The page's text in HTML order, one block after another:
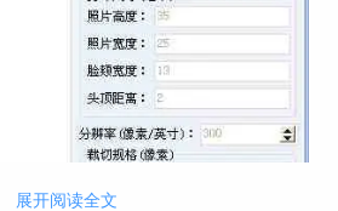
展开阅读全文